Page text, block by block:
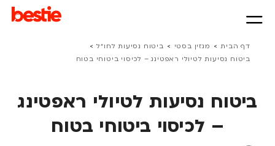
דף הבית > מגזין בסטי > ביטוח נסיעות לחו״ל >
ביטוח נסיעות לטיולי ראפטינג – לכיסוי ביטוחי בטוח
ביטוח נסיעות לטיולי ראפטינג
– לכיסוי ביטוחי בטוח